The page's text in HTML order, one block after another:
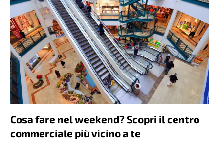
Cosa fare nel weekend? Scopri il centro
commerciale più vicino a te